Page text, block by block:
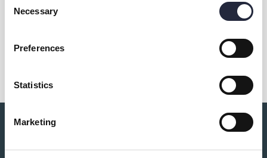
Selection
Necessary
Preferences
Statistics
Marketing
Du kanske också är intresserad av: